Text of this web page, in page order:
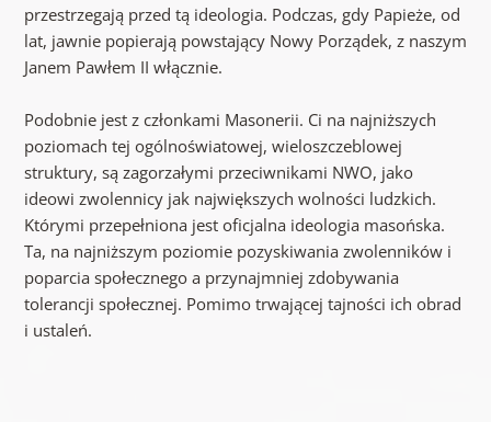
przestrzegają przed tą ideologia. Podczas, gdy Papieże, od
lat, jawnie popierają powstający Nowy Porządek, z naszym
Janem Pawłem II włącznie.
Podobnie jest z członkami Masonerii. Ci na najniższych
poziomach tej ogólnoświatowej, wieloszczeblowej
struktury, są zagorzałymi przeciwnikami NWO, jako
ideowi zwolennicy jak największych wolności ludzkich.
Którymi przepełniona jest oficjalna ideologia masońska.
Ta, na najniższym poziomie pozyskiwania zwolenników i
poparcia społecznego a przynajmniej zdobywania
tolerancji społecznej. Pomimo trwającej tajności ich obrad
i ustaleń.